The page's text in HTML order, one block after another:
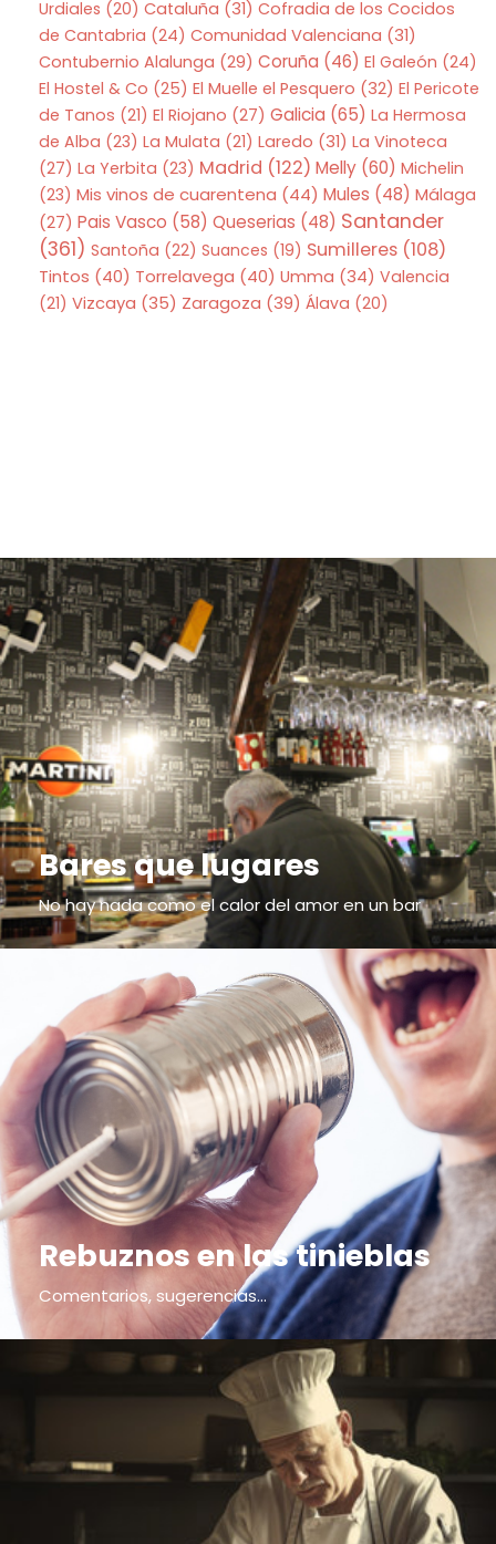
Urdiales (20) Cataluña (31) Cofradia de los Cocidos
de Cantabria (24) Comunidad Valenciana (31)
Contubernio Alalunga (29) Coruña (46) El Galeón (24)
El Hostel & Co (25) El Muelle el Pesquero (32) El Pericote
de Tanos (21) El Riojano (27) Galicia (65) La Hermosa
de Alba (23) La Mulata (21) Laredo (31) La Vinoteca
(27) La Yerbita (23) Madrid (122) Melly(60) Michelin
(23) Mis vinos de cuarentena (44) Mules (48) Málaga
(27) Pais Vasco (58) Queserias (48) Santander
(361) Santoña (22) Suances (19) Sumilleres(108)
Tintos (40) Torrelavega (40) Umma (34) Valencia
(21) Vizcaya (35) Zaragoza (39) Álava (20)
Bares que lugares
No hay nada como el calor del amor en un bar
Rebuznos en las tinieblas
Comentarios, sugerencias...